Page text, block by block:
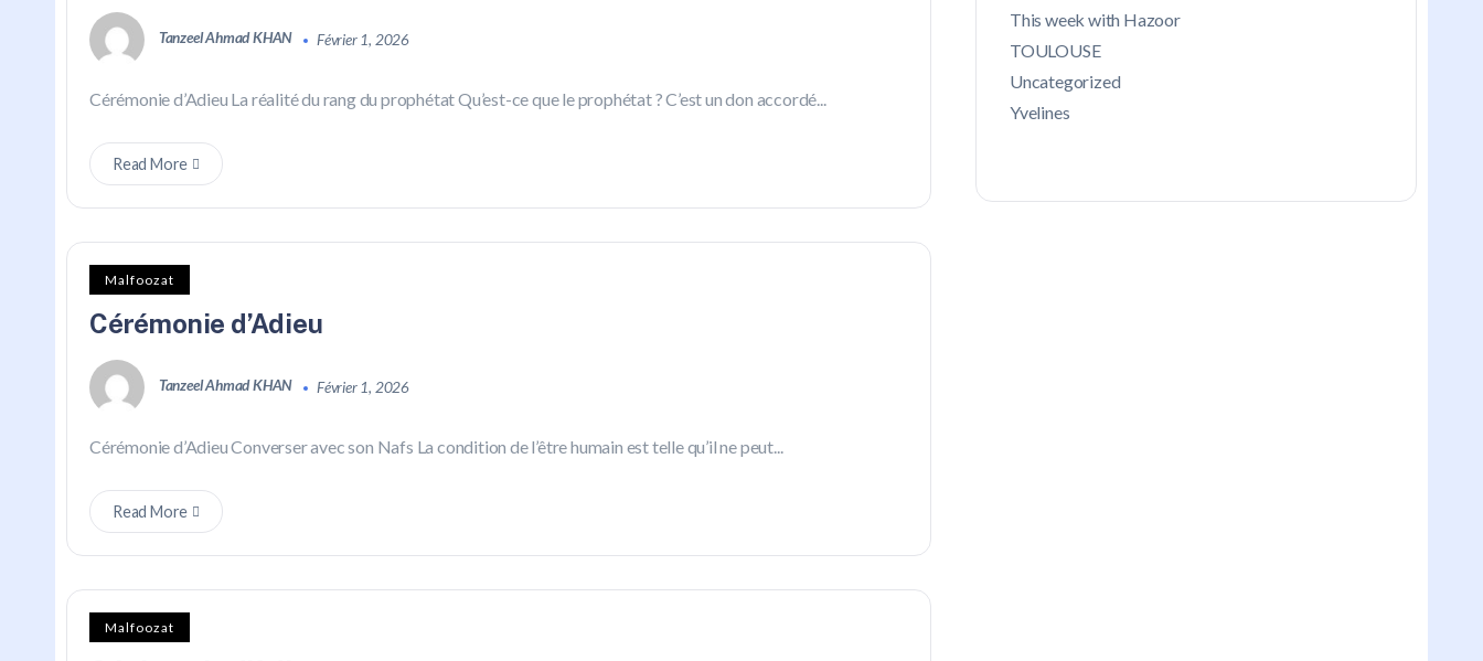
Tanzeel Ahmad KHAN Février 1, 2026
Cérémonie d’Adieu La réalité du rang du prophétat Qu’est-ce que le prophétat ? C’est un don accordé...
Read More
Malfoozat
Cérémonie d’Adieu
Tanzeel Ahmad KHAN Février 1, 2026
Cérémonie d’Adieu Converser avec son Nafs La condition de l’être humain est telle qu’il ne peut...
Read More
Malfoozat
This week with Hazoor
TOULOUSE
Uncategorized
Yvelines